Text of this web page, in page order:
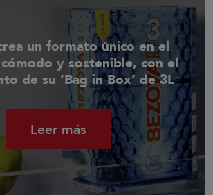
un formato único en el
y sostenible, con el
de su ‘Bag in Box’ de 3L
Leer más